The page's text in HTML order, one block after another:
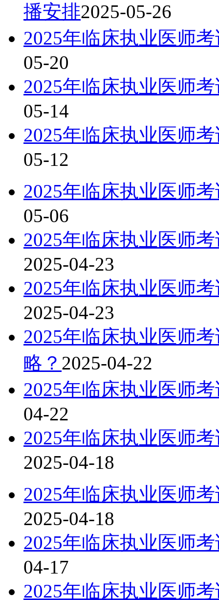
播安排2025-05-26
2025年临床执业医师
05-20
2025年临床执业医师
05-14
2025年临床执业医师
05-12
2025年临床执业医师
05-06
2025年临床执业医师
2025-04-23
2025年临床执业医师
2025-04-23
2025年临床执业医师
略？ 2025-04-22
2025年临床执业医师
04-22
2025年临床执业医师
2025-04-18
2025年临床执业医师
2025-04-18
2025年临床执业医师
04-17
2025年临床执业医师